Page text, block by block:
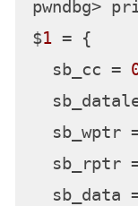
pwndbg>
$1 = {
  sb_cc =
sb_wptr
sb_rptr
sb_data